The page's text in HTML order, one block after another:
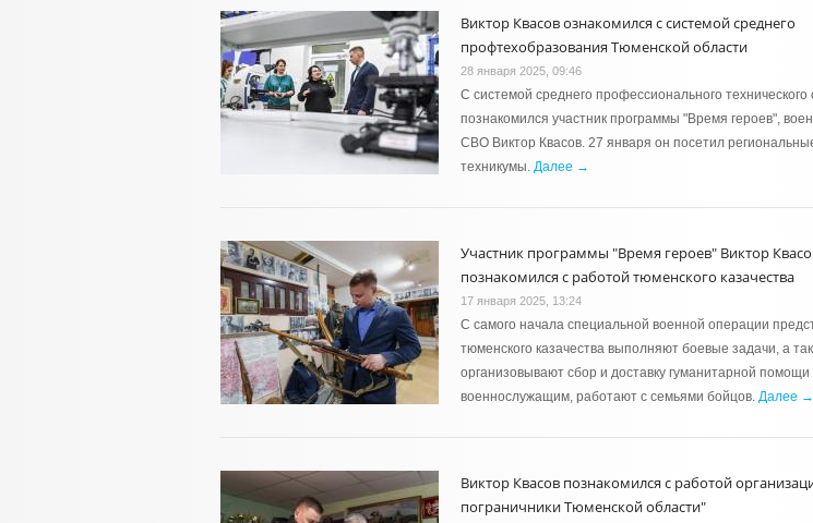
Виктор Квасов ознакомился с системой среднего
профтехобразования Тюменской области
28 января 2025, 09:46
С системой среднего профессионального технического
познакомился участник программы "Время героев",
СВО Виктор Квасов. 27 января он посетил
техникумы. Далее →
Участник программы "Время героев" Виктор
познакомился с работой тюменского казачества
17 января 2025, 13:24
С самого начала специальной военной операции
тюменского казачества выполняют боевые задачи, а
организовывают сбор и доставку гуманитарной помощи
военнослужащим, работают с семьями бойцов. Далее →
Виктор Квасов познакомился с работой
пограничники Тюменской области"